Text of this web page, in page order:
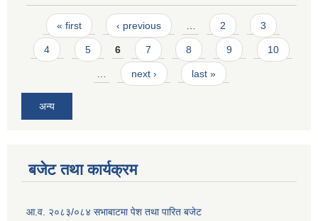
Pages
« first ‹ previous 2 3
4 5 6 7 8 9 10
next › last »
अन्य
बजेट तथा कार्यक्रम
आ.व. २०८३/०८४ सभाबाटमा पेश तथा पारित बजेट